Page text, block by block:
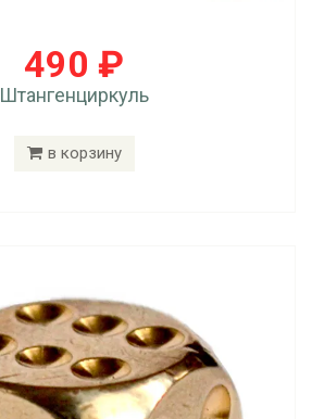
490 ₽
Штангенциркуль
в корзину